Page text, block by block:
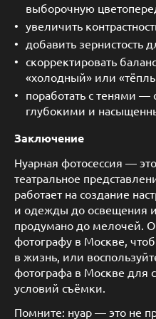
выборочную
увеличить
добавить зернистость
скорректировать
«холодный» или
поработать с тенями —
глубокими и
Заключение
Нуарная фотосессия —
театральное
работает на создание
и одежды до освещения
продумано до мелочей.
фотографу в Москве,
в жизнь, или
фотографа в Москве для
условий съёмки.
Помните: нуар — это не